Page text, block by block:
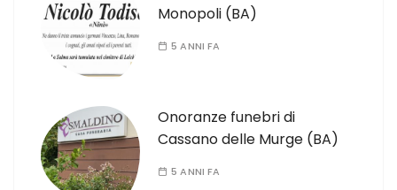
Monopoli (BA)
5 ANNI FA
Onoranze funebri di
Cassano delle Murge (BA)
5 ANNI FA